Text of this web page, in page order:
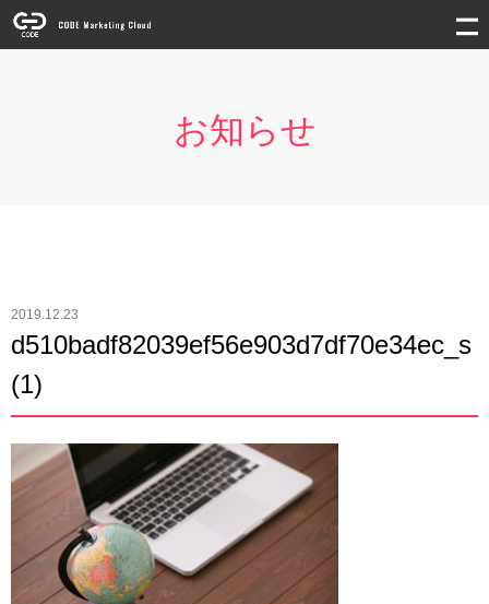
お知らせ
2019.12.23
d510badf82039ef56e903d7df70e34ec_s
(1)